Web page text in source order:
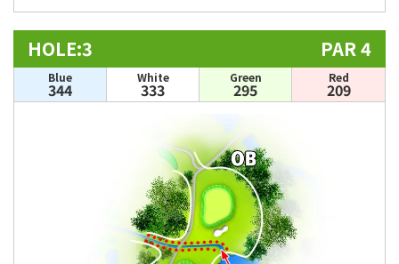
HOLE:3 PAR 4
Blue
344
White
333
Green
295
Red
209